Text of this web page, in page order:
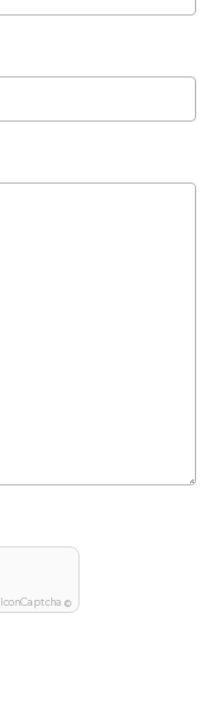
IconCaptcha ©